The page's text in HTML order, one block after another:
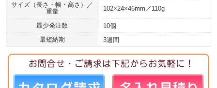
サイズ（長さ・幅・高さ）／
重量
102×24×46mm／110g
最少発注数
10個
最短納期
3週間